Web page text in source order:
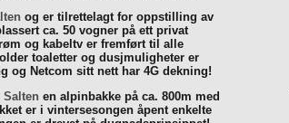
og er tilrettelagt for oppstilling av
ca. 50 vogner på ett privat
og kabeltv er fremført til alle
toaletter og dusjmuligheter er
og Netcom sitt nett har 4G dekning!
Salten en alpinbakke på ca. 800m med
er i vintersesongen åpent enkelte